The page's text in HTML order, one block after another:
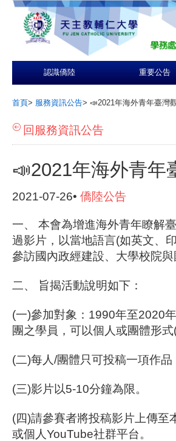
認識僑陸 重要公告
首頁> 服務資訊公告> 📣2021年海外青年臺灣
回服務資訊公告
📣2021年海外青年
2021-07-26• 僑陸公告
一、
本會為增進海外青年瞭解
過影片，以當地語言(如英文、
參訪國內政經建設、大學校院
二、 旨揭活動說明如下：
(一)參加對象：1990年至2020
團之學員，可以個人或團體形
(二)每人/團體只可投稿一項作
(三)影片以5-10分鐘為限。
(四)請參賽者將投稿影片上傳
或個人YouTube社群平台。